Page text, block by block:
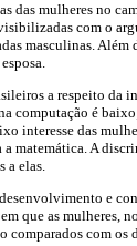
das mulheres no
com o
masculinas. Além
a respeito da
computação é
interesse das
matemática. A
a elas.
e
que as mulheres,
comparados com os